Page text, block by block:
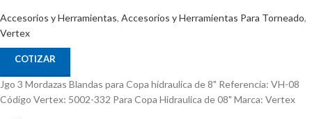
Accesorios y Herramientas, Accesorios y Herramientas Para Torneado,
Vertex
COTIZAR
Jgo 3 Mordazas Blandas para Copa hidraulica de 8" Referencia: VH-08
Código Vertex: 5002-332 Para Copa Hidraulica de 08" Marca: Vertex